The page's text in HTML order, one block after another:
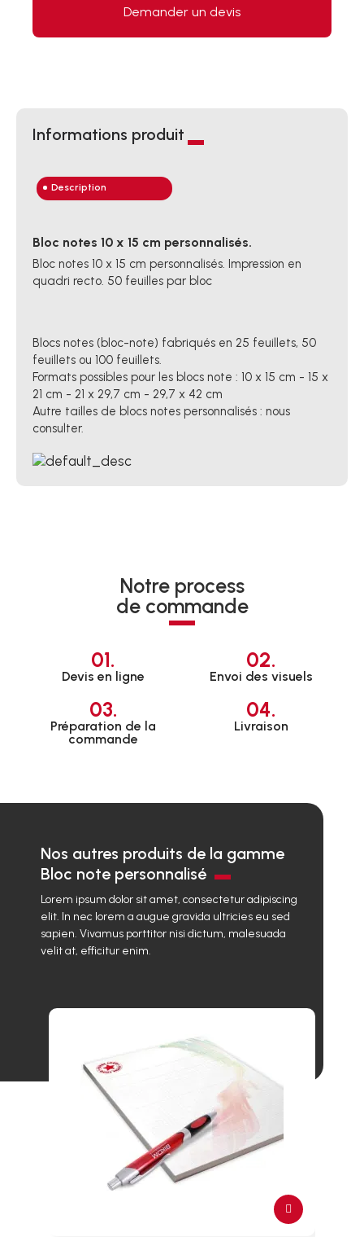
Demander un devis
Informations produit
Description
Bloc notes 10 x 15 cm personnalisés.
Bloc notes 10 x 15 cm personnalisés. Impression en
quadri recto. 50 feuilles par bloc
Blocs notes (bloc-note) fabriqués en 25 feuillets, 50
feuillets ou 100 feuillets.
Formats possibles pour les blocs note : 10 x 15 cm - 15 x
21 cm - 21 x 29,7 cm - 29,7 x 42 cm
Autre tailles de blocs notes personnalisés : nous
consulter.
Notre process
de commande
01.
Devis en ligne
02.
Envoi des visuels
03.
Préparation de la
commande
04.
Livraison
Nos autres produits de la gamme
Bloc note personnalisé
Lorem ipsum dolor sit amet, consectetur adipiscing
elit. In nec lorem a augue gravida ultricies eu sed
sapien. Vivamus porttitor nisi dictum, malesuada
velit at, efficitur enim.